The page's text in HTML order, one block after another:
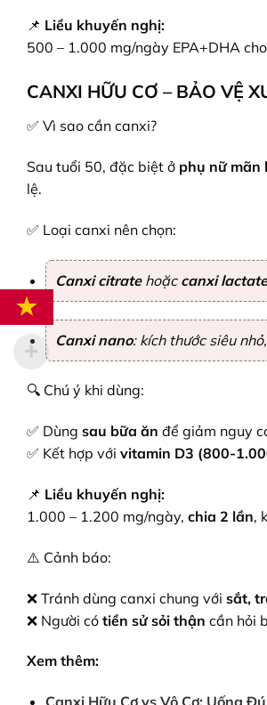
📌 Liều khuyến nghị:
500 – 1.000 mg/ngày EPA+DHA
CANXI HỮU CƠ – BẢO VỆ
✅ Vì sao cần canxi?
Sau tuổi 50, đặc biệt ở phụ nữ mãn
lệ.
✅ Loại canxi nên chọn:
Canxi citratehoặc canxi lactate
Canxi nano: kích thước siêu nhỏ,
🔍 Chú ý khi dùng:
✅ Dùng sau bữa ăn để giảm nguy
✅ Kết hợp với vitamin D3 (800-
📌 Liều khuyến nghị:
1.000 – 1.200 mg/ngày, chia 2 lần,
⚠️ Cảnh báo:
❌ Tránh dùng canxi chung với sắt,
❌ Người có tiền sử sỏi thận cần hỏi
Xem thêm: